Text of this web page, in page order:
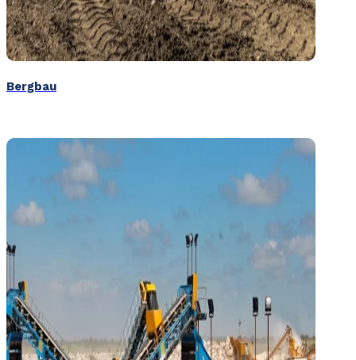
Bergbau